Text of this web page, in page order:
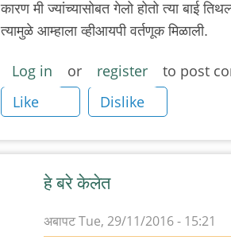
अबापट
एकदा
डेक्कन
रोंदेवू
(
टायपत
कारण मी ज्यांच्यासोबत गेलो होतो त्या बाई
त्यामुळे आम्हाला व्हीआयपी वर्तणूक मिळाली.
Log in or register
to post
Like
Dislike
हे बरे केलेत
अबापटTue, 29/11/2016 - 15:21